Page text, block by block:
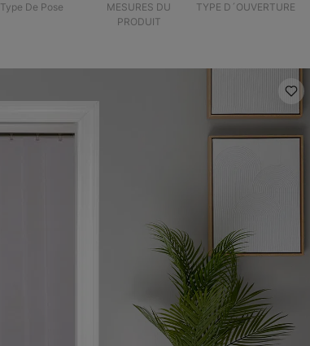
Type De Pose
MESURES DU
PRODUIT
TYPE D´OUVERTURE